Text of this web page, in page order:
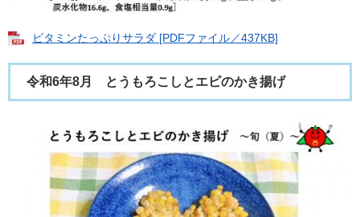
ビタミンたっぷりサラダ [PDFファイル／437KB]
令和6年8月 とうもろこしとエビのかき揚げ